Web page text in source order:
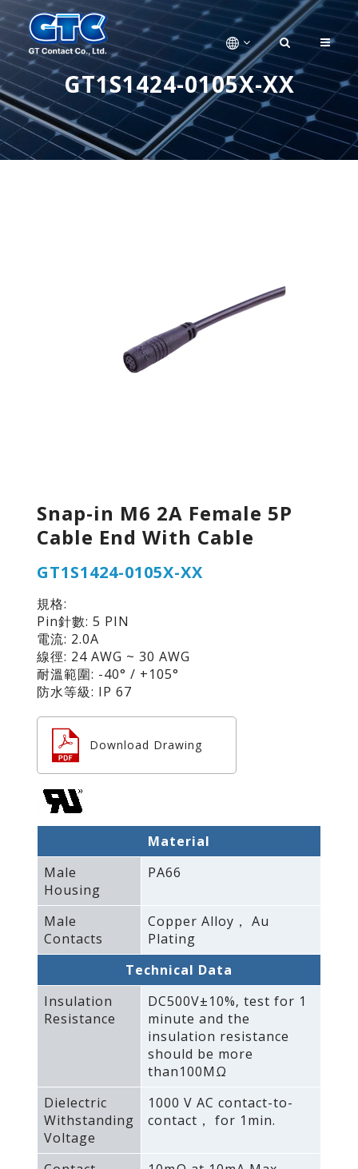
GT1S1424-0105X-XX
Snap-in M6 2A Female 5P
Cable End With Cable
GT1S1424-0105X-XX
規格:
Pin針數: 5 PIN
電流: 2.0A
線徑: 24 AWG ~ 30 AWG
耐溫範圍: -40° / +105°
防水等級: IP 67
Download Drawing
Material
Male
Housing
PA66
Male
Contacts
Copper Alloy， Au
Plating
Technical Data
Insulation
Resistance
DC500V±10%‚ test for 1
minute and the
insulation resistance
should be more
than100MΩ
Dielectric
Withstanding
Voltage
1000 V AC contact-to-
contact， for 1min.